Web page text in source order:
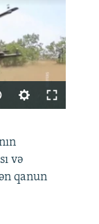
360p
480p
və
qanun